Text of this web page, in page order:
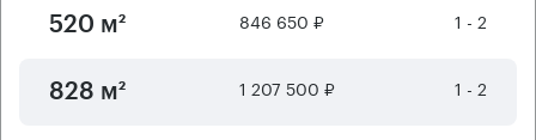
520 м² 846 650 ₽ 1 - 2
828 м² 1 207 500 ₽ 1 - 2